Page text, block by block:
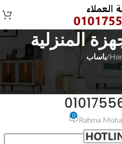
المنزلية
/باساب
باساب
كفر الدوار
Rahma
0